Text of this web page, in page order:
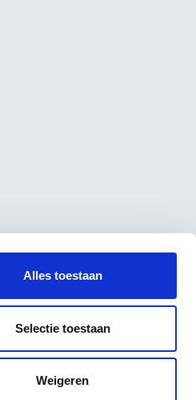
Alles toestaan
Selectie toestaan
Weigeren